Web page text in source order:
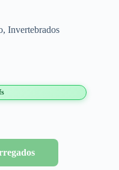
, Invertebrados